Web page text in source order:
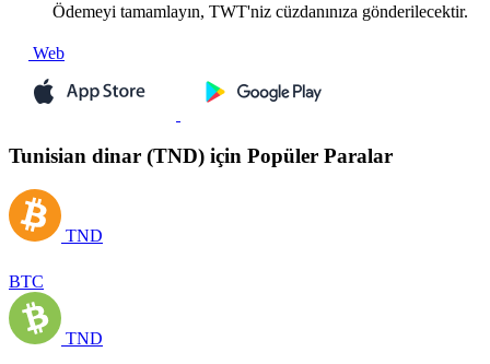
Ödemeyi tamamlayın, TWT'niz cüzdanınıza gönderilecektir.
Web
Tunisian dinar (TND) için Popüler Paralar
TND
BTC
TND